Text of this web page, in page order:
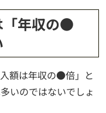
「年収の●
額は年収の●倍」と
いのではないでしょ